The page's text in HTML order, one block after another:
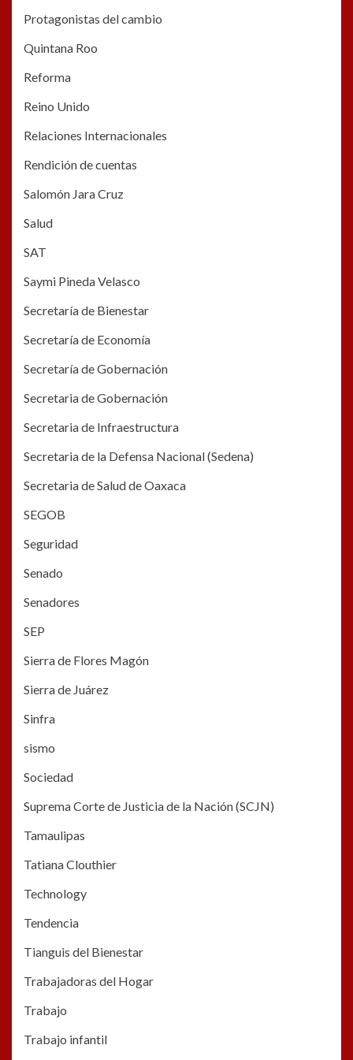
Protagonistas del cambio
Quintana Roo
Reforma
Reino Unido
Relaciones Internacionales
Rendición de cuentas
Salomón Jara Cruz
Salud
SAT
Saymi Pineda Velasco
Secretaría de Bienestar
Secretaría de Economía
Secretaría de Gobernación
Secretaria de Gobernación
Secretaria de Infraestructura
Secretaria de la Defensa Nacional (Sedena)
Secretaria de Salud de Oaxaca
SEGOB
Seguridad
Senado
Senadores
SEP
Sierra de Flores Magón
Sierra de Juárez
Sinfra
sismo
Sociedad
Suprema Corte de Justicia de la Nación (SCJN)
Tamaulipas
Tatiana Clouthier
Technology
Tendencia
Tianguis del Bienestar
Trabajadoras del Hogar
Trabajo
Trabajo infantil